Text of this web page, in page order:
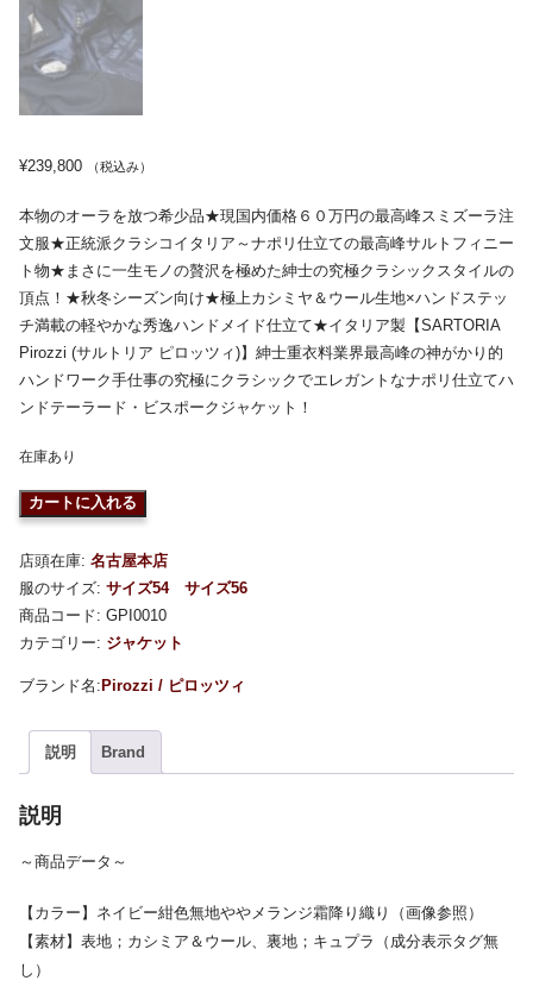
¥239,800 （税込み）
本物のオーラを放つ希少品★現国内価格６０万円の最高峰スミズーラ注
文服★正統派クラシコイタリア～ナポリ仕立ての最高峰サルトフィニー
ト物★まさに一生モノの贅沢を極めた紳士の究極クラシックスタイルの
頂点！★秋冬シーズン向け★極上カシミヤ＆ウール生地×ハンドステッ
チ満載の軽やかな秀逸ハンドメイド仕立て★イタリア製【SARTORIA
Pirozzi (サルトリア ピロッツィ)】紳士重衣料業界最高峰の神がかり的
ハンドワーク手仕事の究極にクラシックでエレガントなナポリ仕立てハ
ンドテーラード・ビスポークジャケット！
在庫あり
カートに入れる
店頭在庫: 名古屋本店
服のサイズ: サイズ54
サイズ56
商品コード: GPI0010
カテゴリー: ジャケット
Pirozzi / ピロッツィ
説明 Brand
説明
～商品データ～
【カラー】ネイビー紺色無地ややメランジ霜降り織り（画像参照）
【素材】表地；カシミア＆ウール、裏地；キュプラ（成分表示タグ無
し）